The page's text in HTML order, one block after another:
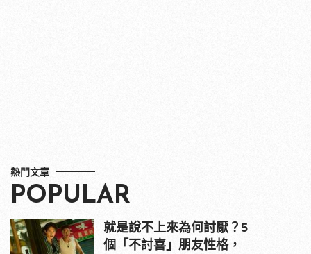
熱門文章
POPULAR
就是說不上來為何討厭？5
個「不討喜」朋友性格，